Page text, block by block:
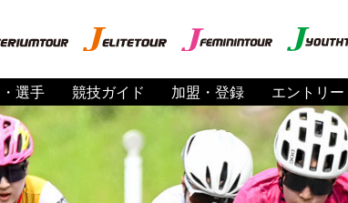
選手 競技ガイド 加盟・登録 エントリー